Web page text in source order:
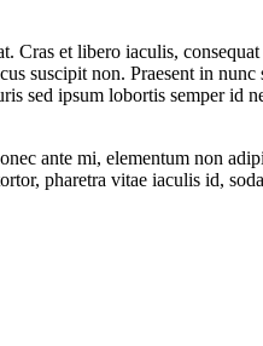
et libero iaculis,
suscipit non. Praesent in
sed ipsum lobortis semper id
ante mi, elementum non
pharetra vitae iaculis id,